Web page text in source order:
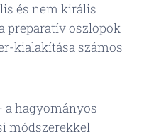
és nem királis
preparatív oszlopok
kialakítása számos
hagyományos
módszerekkel